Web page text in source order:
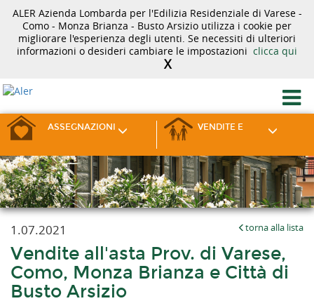
ALER Azienda Lombarda per l'Edilizia Residenziale di Varese -
Como - Monza Brianza - Busto Arsizio utilizza i cookie per
migliorare l'esperienza degli utenti. Se necessiti di ulteriori
informazioni o desideri cambiare le impostazioni clicca qui
X
ASSEGNAZIONI VENDITE E
1.07.2021 torna alla lista
Vendite all'asta Prov. di Varese,
Como, Monza Brianza e Città di
Busto Arsizio